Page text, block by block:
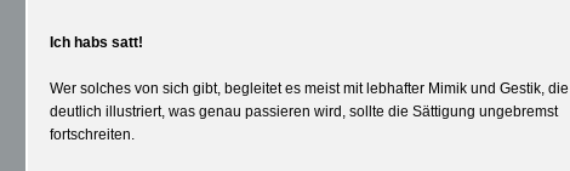
Ich habs satt!
Wer solches von sich gibt, begleitet es meist mit lebhafter Mimik und Gestik, die
deutlich illustriert, was genau passieren wird, sollte die Sättigung ungebremst
fortschreiten.